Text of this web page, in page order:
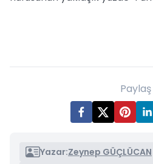
Paylaş
Yazar:Zeynep GÜÇLÜCAN